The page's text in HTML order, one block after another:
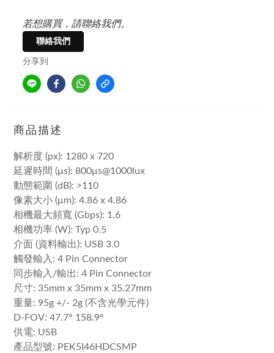
若想購買，請聯絡我們。
聯絡我們
分享到
商品描述
解析度 (px): 1280 x 720
延遲時間 (μs): 800μs@1000lux
動態範圍 (dB): >110
像素大小 (μm): 4.86 x 4.86
相機最大頻寬 (Gbps): 1.6
相機功率 (W): Typ 0.5
介面 (資料輸出): USB 3.0
觸發輸入: 4 Pin Connector
同步輸入/輸出: 4 Pin Connector
尺寸: 35mm x 35mm x 35.27mm
重量: 95g +/- 2g (不含光學元件)
D-FOV: 47.7° 158.9°
供電: USB
產品型號: PEK5I46HDCSMP